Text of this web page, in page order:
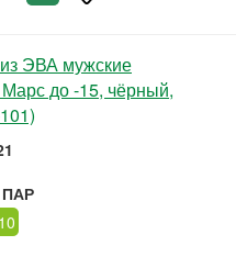
ЭВА мужские
до -15, чёрный,
ПАР